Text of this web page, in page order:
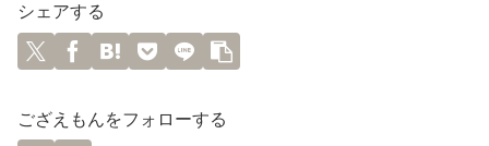
シェアする
ござえもんをフォローする